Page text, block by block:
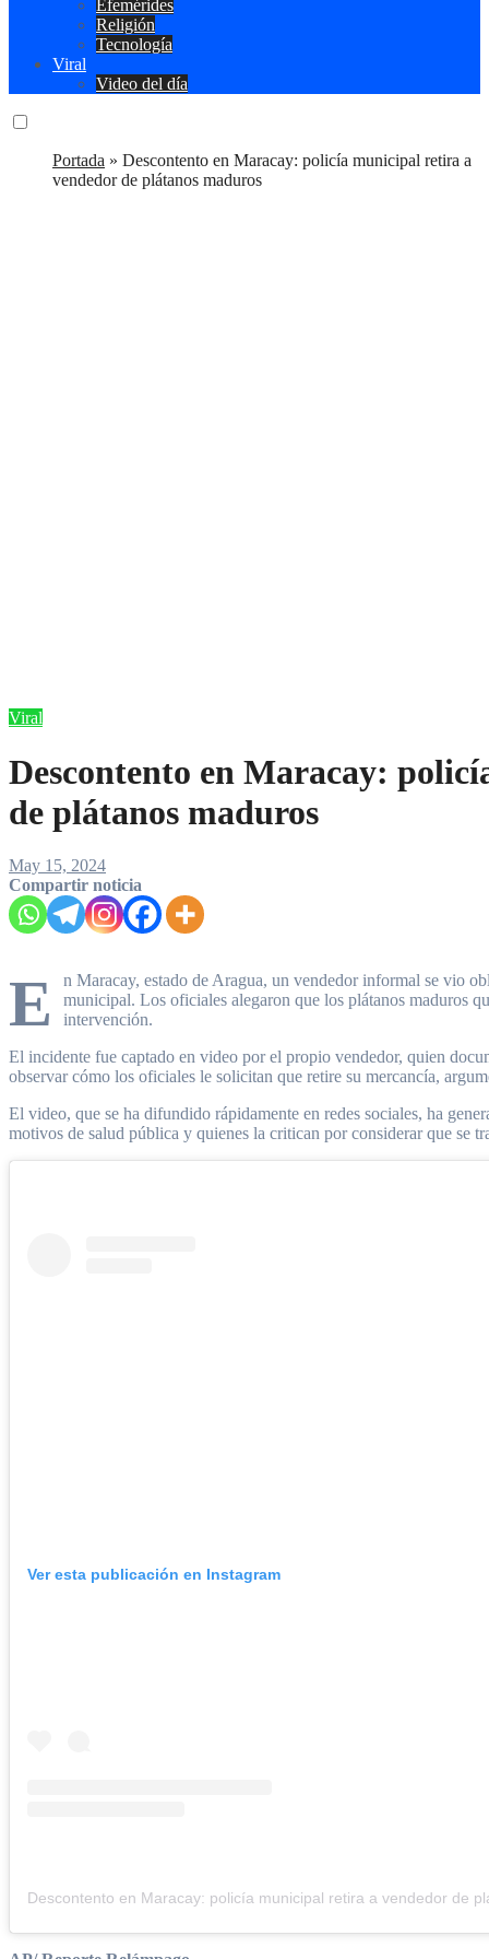
Efemérides
Religión
Tecnología
Viral
Video del día
Portada » Descontento en Maracay: policía municipal retira a
vendedor de plátanos maduros
Viral
Descontento en Maracay:
de plátanos maduros
May 15, 2024
Compartir noticia
E
n Maracay, estado de Aragua, un vendedor informal se vio
municipal. Los oficiales alegaron que los plátanos maduros
intervención.
El incidente fue captado en video por el propio vendedor, quien
observar cómo los oficiales le solicitan que retire su mercancía,
El video, que se ha difundido rápidamente en redes sociales, ha
motivos de salud pública y quienes la critican por considerar que se
Ver esta publicación en Instagram